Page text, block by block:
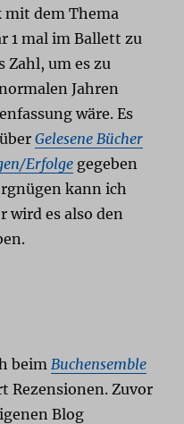
mit dem Thema
1 mal im Ballett zu
Zahl, um es zu
Jahren
wäre. Es
Gelesene Bücher
Erfolge gegeben
kann ich
wird es also den
beim Buchensemble
Rezensionen. Zuvor
Blog